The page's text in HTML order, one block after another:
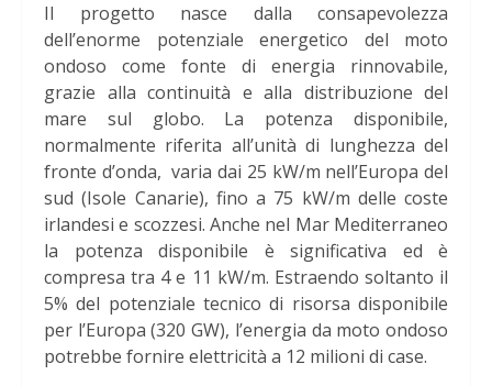
Il progetto nasce dalla consapevolezza
dell’enorme potenziale energetico del moto
ondoso come fonte di energia rinnovabile,
grazie alla continuità e alla distribuzione del
mare sul globo. La potenza disponibile,
normalmente riferita all’unità di lunghezza del
fronte d’onda, varia dai 25 kW/m nell’Europa del
sud (Isole Canarie), fino a 75 kW/m delle coste
irlandesi e scozzesi. Anche nel Mar Mediterraneo
la potenza disponibile è significativa ed è
compresa tra 4 e 11 kW/m. Estraendo soltanto il
5% del potenziale tecnico di risorsa disponibile
per l’Europa (320 GW), l’energia da moto ondoso
potrebbe fornire elettricità a 12 milioni di case.